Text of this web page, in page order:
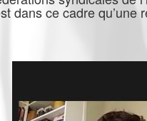
dans ce cadre